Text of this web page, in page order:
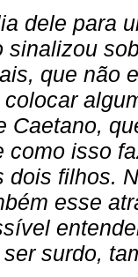
dele para
sinalizou
que não
Caetano,
como isso
dois filhos.
esse
surdo,